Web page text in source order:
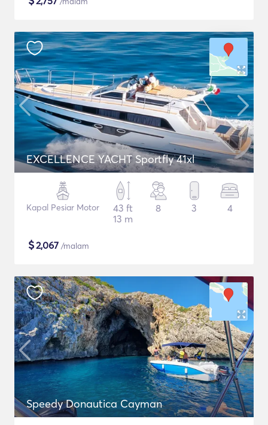
EXCELLENCE YACHT Sportfly 41xl
Kapal Pesiar Motor
43 ft
13 m
8 3 4
$2,067 /malam
Speedy Donautica Cayman